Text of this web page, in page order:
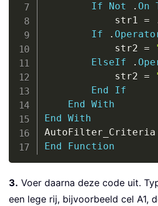
If
Not . On
            str1
=
If
.
            str2
=
ElseIf
.
            str2
=
End
If
End
With
End
With
AutoFilter_Criteria
End
Function
3. Voer daarna deze code uit.
een lege rij, bijvoorbeeld cel A1,